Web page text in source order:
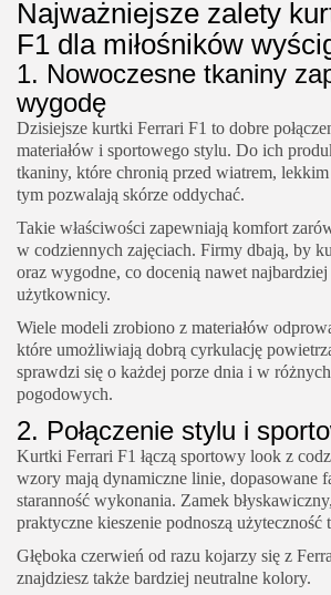
Najważniejsze zalety
F1 dla miłośników
1. Nowoczesne tkaniny
wygodę
Dzisiejsze kurtki Ferrari F1 to dobre
materiałów i sportowego stylu. Do ich
tkaniny, które chronią przed wiatrem, lekkim
tym pozwalają skórze oddychać.
Takie właściwości zapewniają komfort
w codziennych zajęciach. Firmy dbają, by
oraz wygodne, co docenią nawet
użytkownicy.
Wiele modeli zrobiono z materiałów
które umożliwiają dobrą cyrkulację
sprawdzi się o każdej porze dnia i w
pogodowych.
2. Połączenie stylu i
Kurtki Ferrari F1 łączą sportowy look z
wzory mają dynamiczne linie, dopasowane
staranność wykonania. Zamek
praktyczne kieszenie podnoszą użyteczność
Głęboka czerwień od razu kojarzy się z
znajdziesz także bardziej neutralne kolory.